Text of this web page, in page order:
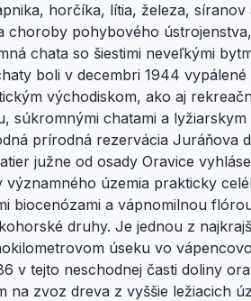
horčíka, lítia, železa,
choroby pohybového
chata so šiestimi neveľkými
boli v decembri 1944
východiskom, ako aj
súkromnými chatami a
prírodná rezervácia Juráňova
južne od osady Oravice
územia prakticky
biocenózami a vápnomilnou
druhy. Je jednou z
úseku vo
v tejto neschodnej časti doliny
na zvoz dreva z vyššie ležiacich